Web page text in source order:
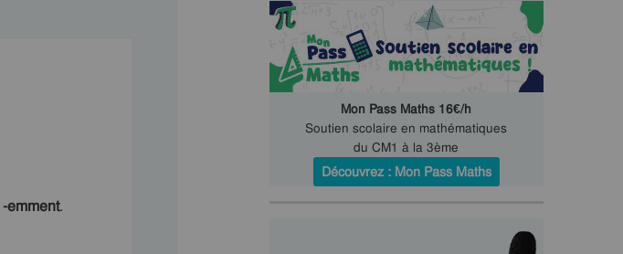
-emment.
Mon Pass Maths 16€/h
Soutien scolaire en mathématiques
du CM1 à la 3ème
Découvrez : Mon Pass Maths